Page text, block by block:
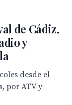
de Cádiz,
y
desde el
por ATV y